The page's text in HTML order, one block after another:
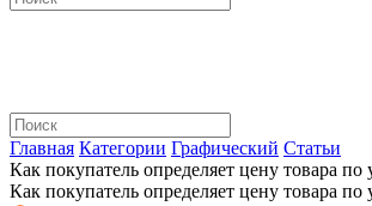
Главная Категории Графический Статьи
Как покупатель определяет цену товара по
Как покупатель определяет цену товара по